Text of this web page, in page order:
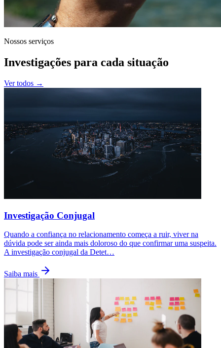
Nossos serviços
Investigações para cada situação
Ver todos →
Investigação Conjugal
Quando a confiança no relacionamento começa a ruir, viver na
dúvida pode ser ainda mais doloroso do que confirmar uma suspeita.
A investigação conjugal da Detet…
Saiba mais